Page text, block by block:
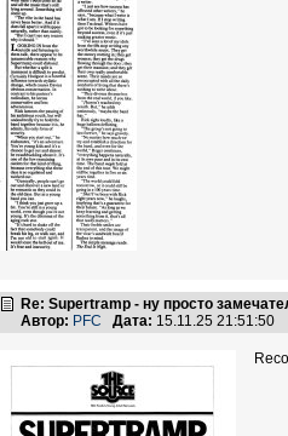
Re: Supertramp - ну просто
Автор: PFC Дата: 15.11.25 21:51:50